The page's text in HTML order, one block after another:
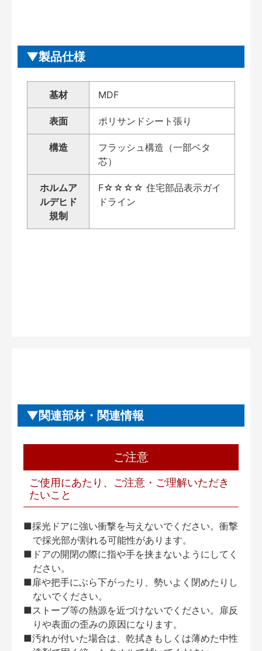
製品仕様
基材 MDF
表面 ポリサンドシート張り
構造
フラッシュ構造（一部ベタ
芯）
ホルムア
ルデヒド
規制
F☆☆☆☆ 住宅部品表示ガイ
ドライン
関連部材・関連情報
ご注意
ご使用にあたり、ご注意・ご理解いただき
たいこと
■採光ドアに強い衝撃を与えないでください。衝撃
で採光部が割れる可能性があります。
■ドアの開閉の際に指や手を挟まないようにしてく
ださい。
■扉や把手にぶら下がったり、勢いよく閉めたりし
ないでください。
■ストーブ等の熱源を近づけないでください。扉反
りや表面の歪みの原因になります。
■汚れが付いた場合は、乾拭きもしくは薄めた中性